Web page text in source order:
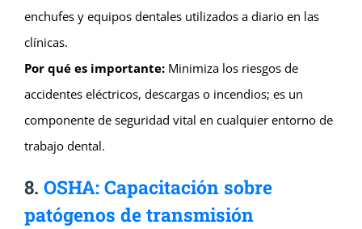
enchufes y equipos dentales utilizados a diario en las
clínicas.
Por qué es importante:Minimiza los riesgos de
accidentes eléctricos, descargas o incendios; es un
componente de seguridad vital en cualquier entorno de
trabajo dental.
8. OSHA: Capacitación sobre
patógenos de transmisión